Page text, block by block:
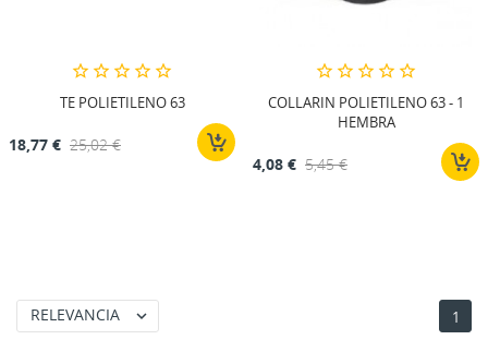
TE POLIETILENO 63
18,77 € 25,02 €
COLLARIN POLIETILENO 63 - 1
HEMBRA
4,08 € 5,45 €
RELEVANCIA  1